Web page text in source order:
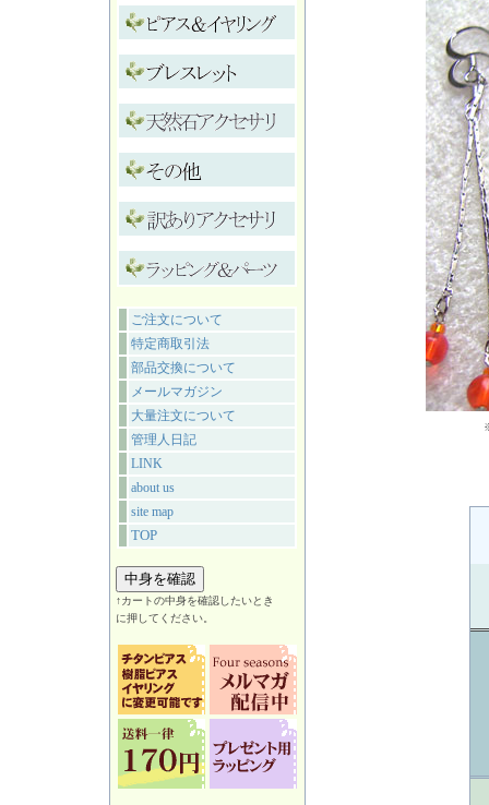
ご注文について
特定商取引法
部品交換について
メールマガジン
大量注文について
管理人日記
LINK
about us
site map
TOP
↑カートの中身を確認したいとき
に押してください。